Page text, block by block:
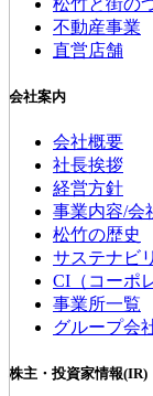
不動産事業
直営店舗
会社案内
会社概要
社長挨拶
経営方針
事業内容/会
松竹の歴史
サステナビ
CI（コーポ
事業所一覧
グループ会
株主・投資家情報(IR)